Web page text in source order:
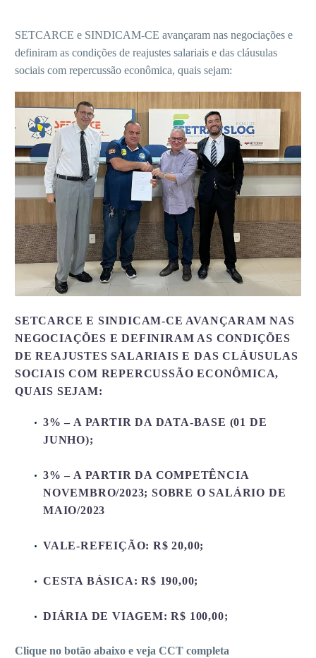
SETCARCE e SINDICAM-CE avançaram nas negociações e
definiram as condições de reajustes salariais e das cláusulas
sociais com repercussão econômica, quais sejam:
SETCARCE E SINDICAM-CE AVANÇARAM NAS
NEGOCIAÇÕES E DEFINIRAM AS CONDIÇÕES
DE REAJUSTES SALARIAIS E DAS CLÁUSULAS
SOCIAIS COM REPERCUSSÃO ECONÔMICA,
QUAIS SEJAM:
3% – A PARTIR DA DATA-BASE (01 DE
JUNHO);
3% – A PARTIR DA COMPETÊNCIA
NOVEMBRO/2023; SOBRE O SALÁRIO DE
MAIO/2023
VALE-REFEIÇÃO: R$ 20,00;
CESTA BÁSICA: R$ 190,00;
DIÁRIA DE VIAGEM: R$ 100,00;
Clique no botão abaixo e veja CCT completa